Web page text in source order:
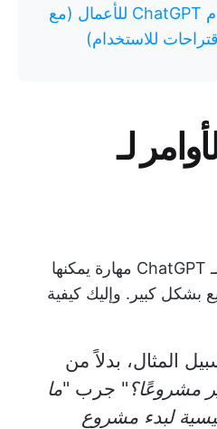
حالات استخدام ChatGPT للأعمال (مع
للاستخدام)
لـ
تعد صياغة تلميحات فعالة لـ ChatGPT مهارة يمكنها
بشكل كبير. وإليك كيفية
المثال، بدلاً من
مشروعًا؟ " جرب "ما
لبدء مشروع